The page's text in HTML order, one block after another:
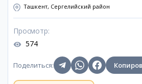
Ташкент, Сергелийский район
Просмотр:
574
Поделиться: